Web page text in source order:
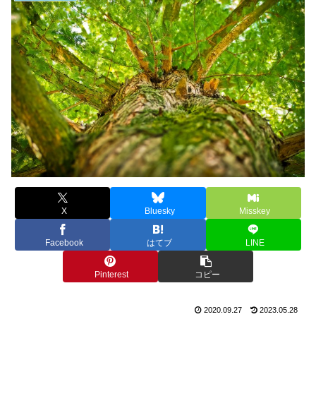
X Bluesky Misskey
Facebook はてブ LINE
Pinterest コピー
2020.09.27 2023.05.28